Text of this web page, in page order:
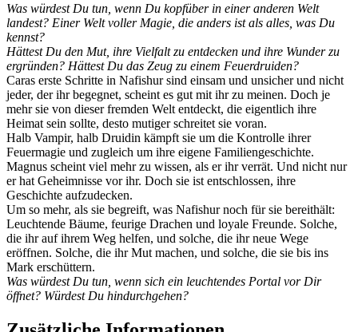
Was würdest Du tun, wenn Du kopfüber in einer anderen Welt
landest? Einer Welt voller Magie, die anders ist als alles, was Du
kennst?
Hättest Du den Mut, ihre Vielfalt zu entdecken und ihre Wunder zu
ergründen? Hättest Du das Zeug zu einem Feuerdruiden?
Caras erste Schritte in Nafishur sind einsam und unsicher und nicht
jeder, der ihr begegnet, scheint es gut mit ihr zu meinen. Doch je
mehr sie von dieser fremden Welt entdeckt, die eigentlich ihre
Heimat sein sollte, desto mutiger schreitet sie voran.
Halb Vampir, halb Druidin kämpft sie um die Kontrolle ihrer
Feuermagie und zugleich um ihre eigene Familiengeschichte.
Magnus scheint viel mehr zu wissen, als er ihr verrät. Und nicht nur
er hat Geheimnisse vor ihr. Doch sie ist entschlossen, ihre
Geschichte aufzudecken.
Um so mehr, als sie begreift, was Nafishur noch für sie bereithält:
Leuchtende Bäume, feurige Drachen und loyale Freunde. Solche,
die ihr auf ihrem Weg helfen, und solche, die ihr neue Wege
eröffnen. Solche, die ihr Mut machen, und solche, die sie bis ins
Mark erschüttern.
Was würdest Du tun, wenn sich ein leuchtendes Portal vor Dir
öffnet? Würdest Du hindurchgehen?